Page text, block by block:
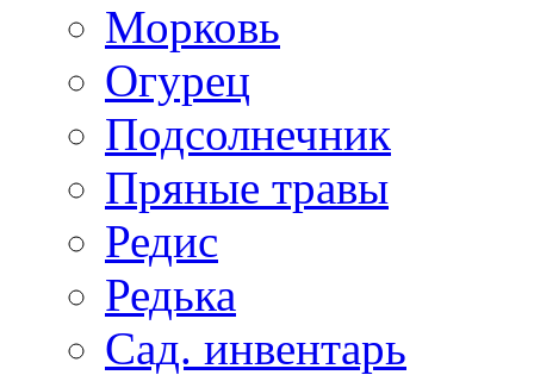
Морковь
Огурец
Подсолнечник
Пряные травы
Редис
Редька
Сад. инвентарь